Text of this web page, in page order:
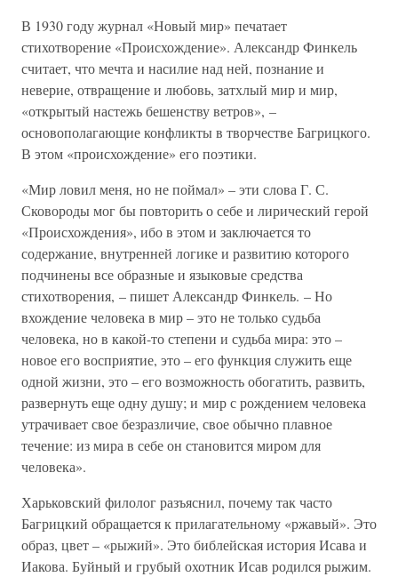
В 1930 году журнал «Новый мир» печатает
стихотворение «Происхождение». Александр Финкель
считает, что мечта и насилие над ней, познание и
неверие, отвращение и любовь, затхлый мир и мир,
«открытый настежь бешенству ветров», –
основополагающие конфликты в творчестве Багрицкого.
В этом «происхождение» его поэтики.
«Мир ловил меня, но не поймал» – эти слова Г. С.
Сковороды мог бы повторить о себе и лирический герой
«Происхождения», ибо в этом и заключается то
содержание, внутренней логике и развитию которого
подчинены все образные и языковые средства
стихотворения, – пишет Александр Финкель. – Но
вхождение человека в мир – это не только судьба
человека, но в какой-то степени и судьба мира: это –
новое его восприятие, это – его функция служить еще
одной жизни, это – его возможность обогатить, развить,
развернуть еще одну душу; и мир с рождением человека
утрачивает свое безразличие, свое обычно плавное
течение: из мира в себе он становится миром для
человека».
Харьковский филолог разъяснил, почему так часто
Багрицкий обращается к прилагательному «ржавый». Это
образ, цвет – «рыжий». Это библейская история Исава и
Иакова. Буйный и грубый охотник Исав родился рыжим.